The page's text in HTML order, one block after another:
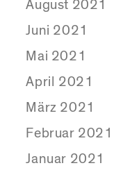
August 2021
Juni 2021
Mai 2021
April 2021
März 2021
Februar 2021
Januar 2021